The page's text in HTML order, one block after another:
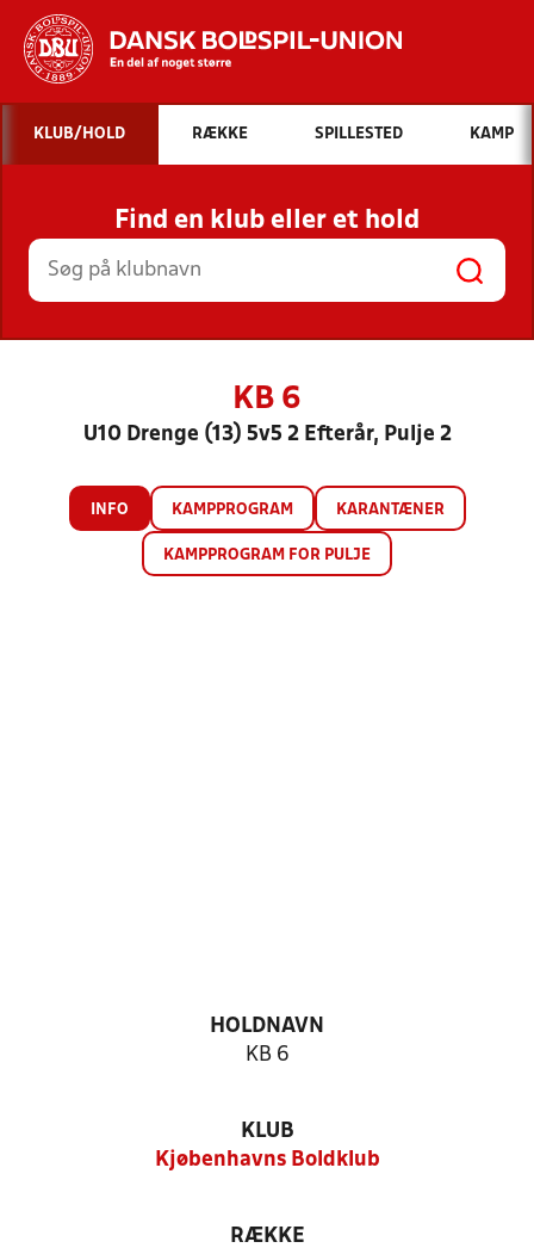
Hvad vil du søge efter?
INDHOLD OG NYHEDER
STILLINGER, RESULTATER, KLUBBER OG
HOLD
KLUB/HOLD RÆKKE SPILLESTED KAMP
Find en klub eller et hold
KB 6
U10 Drenge (13) 5v5 2 Efterår, Pulje 2
INFO KAMPPROGRAM KARANTÆNER
KAMPPROGRAM FOR PULJE
HOLDNAVN
KB 6
KLUB
Kjøbenhavns Boldklub
RÆKKE